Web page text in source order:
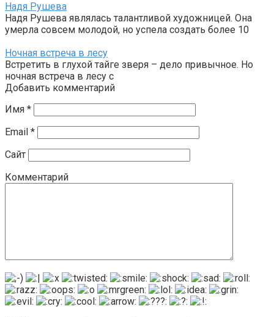
Надя Рушева
Надя Рушева являлась талантливой художницей. Она
умерла совсем молодой, но успела создать более 10
Ночная встреча в лесу
Встретить в глухой тайге зверя – дело привычное. Но
ночная встреча в лесу с
Добавить комментарий
Имя *
Email *
Сайт
Комментарий